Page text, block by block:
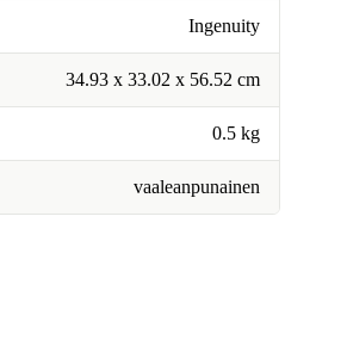
Ingenuity
34.93 x 33.02 x 56.52 cm
0.5 kg
vaaleanpunainen